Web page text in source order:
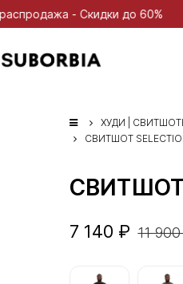
- Скидки до 60%
ХУДИ |
СВИТШОТ
СВИТШОТ
7 140 ₽ 11